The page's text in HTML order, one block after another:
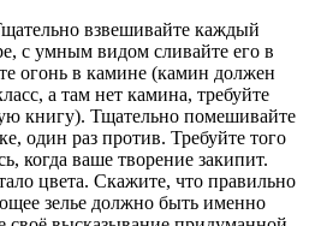
взвешивайте каждый
с умным видом сливайте его в
огонь в камине (камин должен
а там нет камина, требуйте
книгу). Тщательно помешивайте
один раз против. Требуйте того
когда ваше творение закипит.
цвета. Скажите, что правильно
зелье должно быть именно